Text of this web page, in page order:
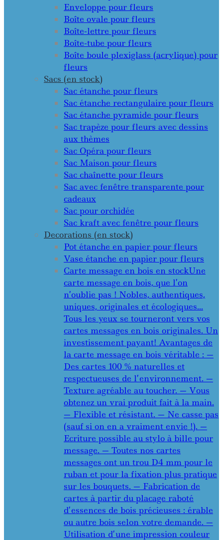
Enveloppe pour fleurs
Boîte ovale pour fleurs
Boîte-lettre pour fleurs
Boîte-tube pour fleurs
Boîte boule plexiglass (acrylique) pour
fleurs
Sacs (en stock)
Sac étanche pour fleurs
Sac étanche rectangulaire pour fleurs
Sac étanche pyramide pour fleurs
Sac trapèze pour fleurs avec dessins
aux thèmes
Sac Opéra pour fleurs
Sac Maison pour fleurs
Sac chaînette pour fleurs
Sac avec fenêtre transparente pour
cadeaux
Sac pour orchidée
Sac kraft avec fenêtre pour fleurs
Decorations (en stock)
Pot étanche en papier pour fleurs
Vase étanche en papier pour fleurs
Carte message en bois en stockUne
carte message en bois, que l’on
n’oublie pas ! Nobles, authentiques,
uniques, originales et écologiques…
Tous les yeux se tourneront vers vos
cartes messages en bois originales. Un
investissement payant! Avantages de
la carte message en bois véritable : —
Des cartes 100 % naturelles et
respectueuses de l’environnement. —
Texture agréable au toucher. — Vous
obtenez un vrai produit fait à la main.
— Flexible et résistant. — Ne casse pas
(sauf si on en a vraiment envie !). —
Ecriture possible au stylo à bille pour
message. — Toutes nos cartes
messages ont un trou D4 mm pour le
ruban et pour la fixation plus pratique
sur les bouquets. — Fabrication de
cartes à partir du placage raboté
d’essences de bois précieuses : érable
ou autre bois selon votre demande. —
Utilisation d’une impression couleur